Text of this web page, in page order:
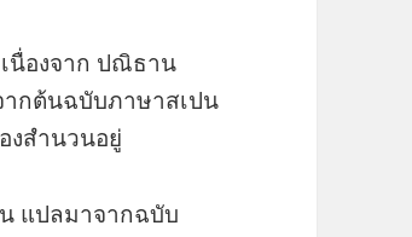
นื่องจาก ปณิธาน
ากต้นฉบับภาษาสเปน
งสำนวนอยู่
แปลมาจากฉบับ